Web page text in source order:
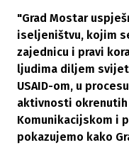
"Grad Mostar
iseljeništvu, kojim
zajednicu i pravi
ljudima diljem
USAID-om, u
aktivnosti
Komunikacijskom i
pokazujemo kako